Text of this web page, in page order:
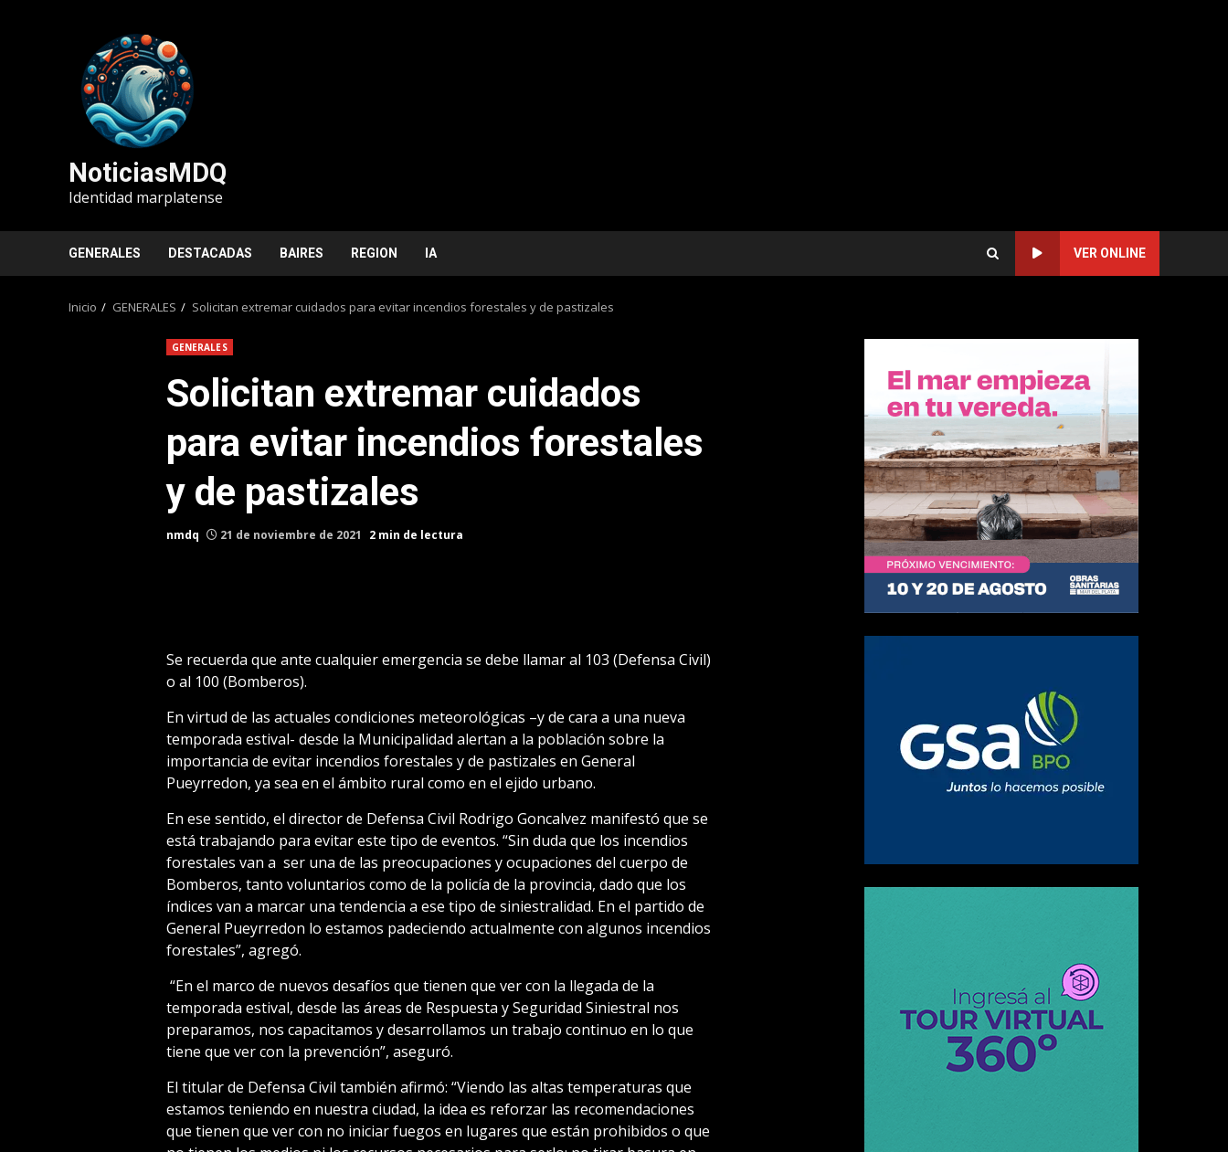
NoticiasMDQ
Identidad marplatense
GENERALES DESTACADAS BAIRES REGION IA VER ONLINE
Inicio GENERALES Solicitan extremar cuidados para evitar incendios forestales y de pastizales
GENERALES
Solicitan extremar cuidados
para evitar incendios forestales
y de pastizales
nmdq 21 de noviembre de 2021 2 min de lectura
Se recuerda que ante cualquier emergencia se debe llamar al 103 (Defensa Civil)
o al 100 (Bomberos).
En virtud de las actuales condiciones meteorológicas –y de cara a una nueva
temporada estival- desde la Municipalidad alertan a la población sobre la
importancia de evitar incendios forestales y de pastizales en General
Pueyrredon, ya sea en el ámbito rural como en el ejido urbano.
En ese sentido, el director de Defensa Civil Rodrigo Goncalvez manifestó que se
está trabajando para evitar este tipo de eventos. “Sin duda que los incendios
forestales van a ser una de las preocupaciones y ocupaciones del cuerpo de
Bomberos, tanto voluntarios como de la policía de la provincia, dado que los
índices van a marcar una tendencia a ese tipo de siniestralidad. En el partido de
General Pueyrredon lo estamos padeciendo actualmente con algunos incendios
forestales”, agregó.
“En el marco de nuevos desafíos que tienen que ver con la llegada de la
temporada estival, desde las áreas de Respuesta y Seguridad Siniestral nos
preparamos, nos capacitamos y desarrollamos un trabajo continuo en lo que
tiene que ver con la prevención”, aseguró.
El titular de Defensa Civil también afirmó: “Viendo las altas temperaturas que
estamos teniendo en nuestra ciudad, la idea es reforzar las recomendaciones
que tienen que ver con no iniciar fuegos en lugares que están prohibidos o que